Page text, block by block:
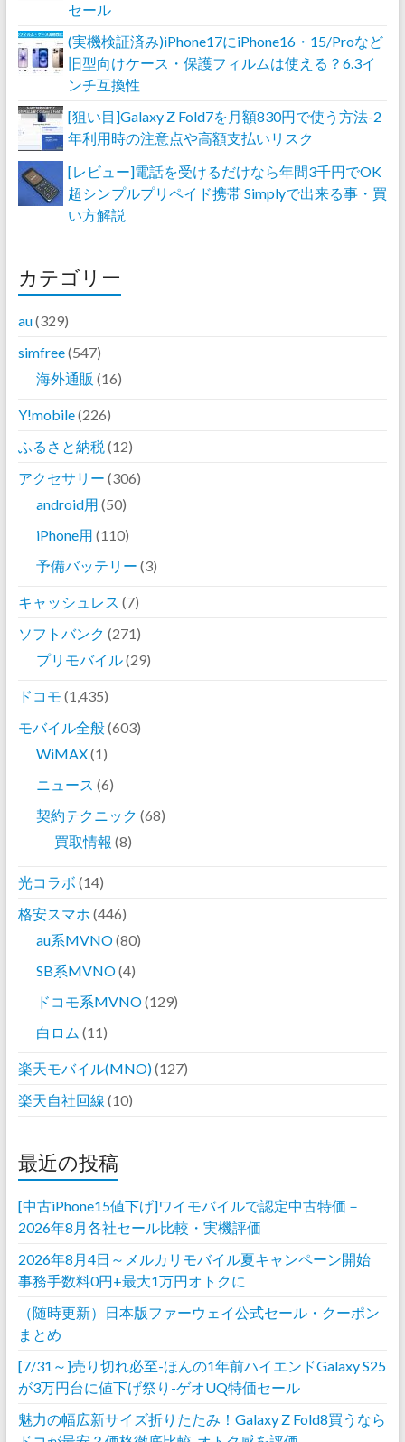
セール
(実機検証済み)iPhone17にiPhone16・15/Proなど
旧型向けケース・保護フィルムは使える？6.3イ
ンチ互換性
[狙い目]Galaxy Z Fold7を月額830円で使う方法-2
年利用時の注意点や高額支払いリスク
[レビュー]電話を受けるだけなら年間3千円でOK
超シンプルプリペイド携帯 Simplyで出来る事・買
い方解説
カテゴリー
au(329)
simfree(547)
海外通販 (16)
Y!mobile(226)
ふるさと納税(12)
アクセサリー (306)
android用 (50)
iPhone用 (110)
予備バッテリー (3)
キャッシュレス (7)
ソフトバンク (271)
プリモバイル(29)
ドコモ (1,435)
モバイル全般(603)
WiMAX(1)
ニュース (6)
契約テクニック (68)
買取情報 (8)
光コラボ (14)
格安スマホ (446)
au系MVNO(80)
SB系MVNO(4)
ドコモ系MVNO(129)
白ロム (11)
楽天モバイル(MNO)(127)
楽天自社回線 (10)
最近の投稿
[中古iPhone15値下げ]ワイモバイルで認定中古特価－
2026年8月各社セール比較・実機評価
2026年8月4日～メルカリモバイル夏キャンペーン開始
事務手数料0円+最大1万円オトクに
（随時更新）日本版ファーウェイ公式セール・クーポン
まとめ
[7/31～]売り切れ必至-ほんの1年前ハイエンドGalaxy S25
が3万円台に値下げ祭り-ゲオUQ特価セール
魅力の幅広新サイズ折りたたみ！Galaxy Z Fold8買うなら